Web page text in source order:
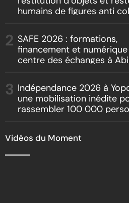
humains de figures anti
SAFE 2026 : formations,
financement et numérique
centre des échanges à
Indépendance 2026 à
une mobilisation inédite
rassembler 100 000
Vidéos du Moment